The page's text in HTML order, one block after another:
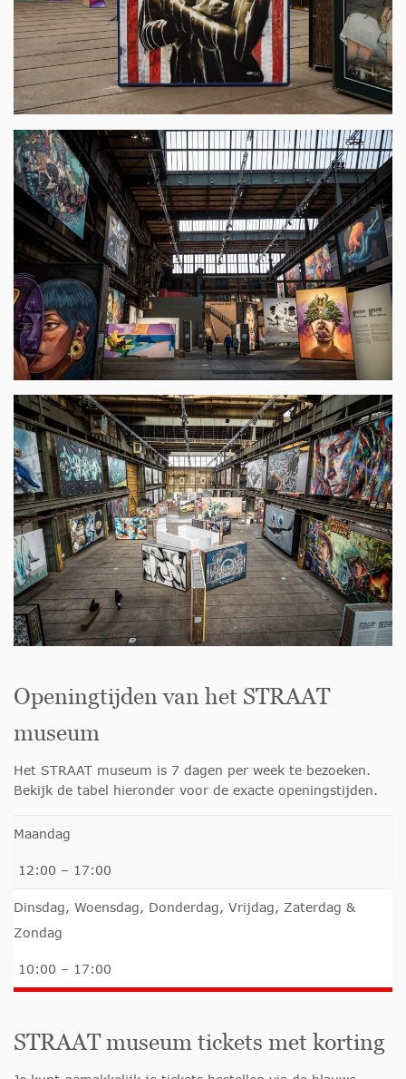
Openingtijden van het STRAAT
museum
Het STRAAT museum is 7 dagen per week te bezoeken.
Bekijk de tabel hieronder voor de exacte openingstijden.
Maandag
12:00 – 17:00
Dinsdag, Woensdag, Donderdag, Vrijdag, Zaterdag &
Zondag
10:00 – 17:00
STRAAT museum tickets met korting